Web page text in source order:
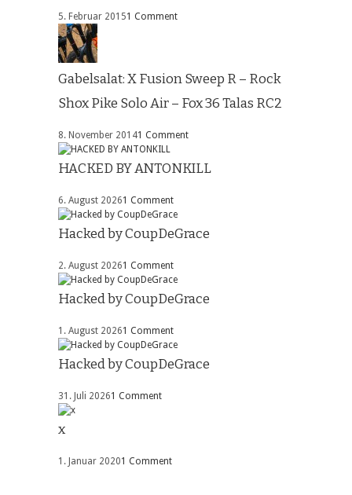
5. Februar 20151 Comment
Gabelsalat: X Fusion Sweep R – Rock
Shox Pike Solo Air – Fox 36 Talas RC2
8. November 20141 Comment
HACKED BY ANTONKILL
6. August 20261 Comment
Hacked by CoupDeGrace
2. August 20261 Comment
Hacked by CoupDeGrace
1. August 20261 Comment
Hacked by CoupDeGrace
31. Juli 20261 Comment
x
1. Januar 20201 Comment